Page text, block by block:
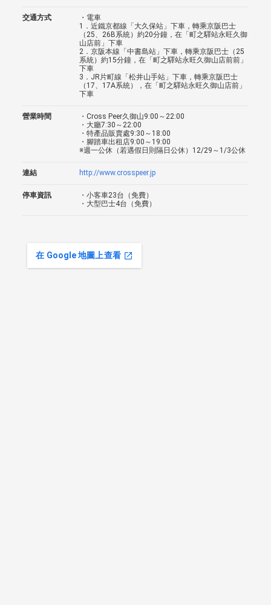
交通方式
・電車
1．近鐵京都線「大久保站」下車，轉乘京阪巴士
（25、26B系統）約20分鐘，在「町之驛站永旺久御
山店前」下車
2．京阪本線「中書島站」下車，轉乘京阪巴士（25
系統）約15分鐘，在「町之驛站永旺久御山店前前」
下車
3．JR片町線「松井山手站」下車，轉乘京阪巴士
（17、17A系統），在「町之驛站永旺久御山店前」
下車
營業時間
・Cross Peer久御山9:00～22:00
・大廳7:30～22:00
・特產品販賣處9:30～18:00
・腳踏車出租店9:00～19:00
※週一公休（若遇假日則隔日公休）12/29～1/3公休
連結 http://www.crosspeer.jp
停車資訊
・小客車23台（免費）
・大型巴士4台（免費）
在 Google 地圖上查看